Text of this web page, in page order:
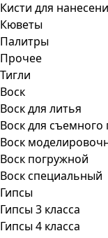
Кисти для
Кюветы
Палитры
Прочее
Тигли
Воск
Воск для литья
Воск для
Воск
Воск погружной
Воск специальный
Гипсы
Гипсы 3 класса
Гипсы 4 класса